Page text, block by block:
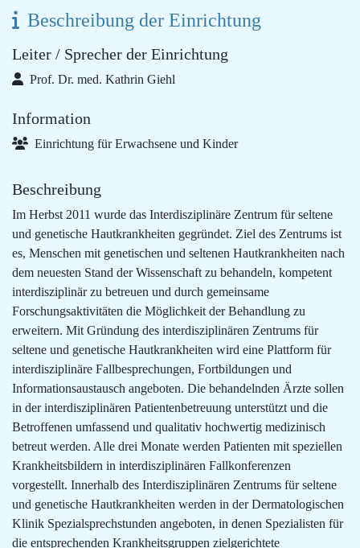
Beschreibung der Einrichtung
Leiter / Sprecher der Einrichtung
Prof. Dr. med. Kathrin Giehl
Information
Einrichtung für Erwachsene und Kinder
Beschreibung
Im Herbst 2011 wurde das Interdisziplinäre Zentrum für seltene
und genetische Hautkrankheiten gegründet. Ziel des Zentrums ist
es, Menschen mit genetischen und seltenen Hautkrankheiten nach
dem neuesten Stand der Wissenschaft zu behandeln, kompetent
interdisziplinär zu betreuen und durch gemeinsame
Forschungsaktivitäten die Möglichkeit der Behandlung zu
erweitern. Mit Gründung des interdisziplinären Zentrums für
seltene und genetische Hautkrankheiten wird eine Plattform für
interdisziplinäre Fallbesprechungen, Fortbildungen und
Informationsaustausch angeboten. Die behandelnden Ärzte sollen
in der interdisziplinären Patientenbetreuung unterstützt und die
Betroffenen umfassend und qualitativ hochwertig medizinisch
betreut werden. Alle drei Monate werden Patienten mit speziellen
Krankheitsbildern in interdisziplinären Fallkonferenzen
vorgestellt. Innerhalb des Interdisziplinären Zentrums für seltene
und genetische Hautkrankheiten werden in der Dermatologischen
Klinik Spezialsprechstunden angeboten, in denen Spezialisten für
die entsprechenden Krankheitsgruppen zielgerichtete